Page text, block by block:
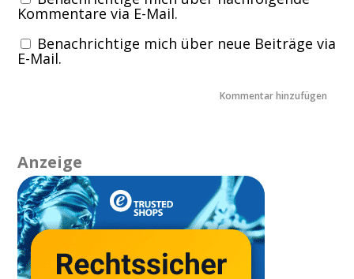
Kommentare via E-Mail.
Benachrichtige mich über neue Beiträge via
E-Mail.
Anzeige